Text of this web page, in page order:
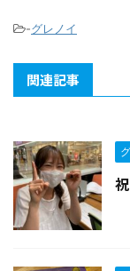
-グレノイ
関連記事